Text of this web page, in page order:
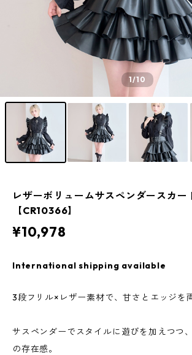
1/10
レザーボリュームサスペンダースカー
【CR10366】
¥10,978
International shipping available
3段フリル×レザー素材で、甘さとエッジを
サスペンダーでスタイルに遊びを加えつつ
の存在感。